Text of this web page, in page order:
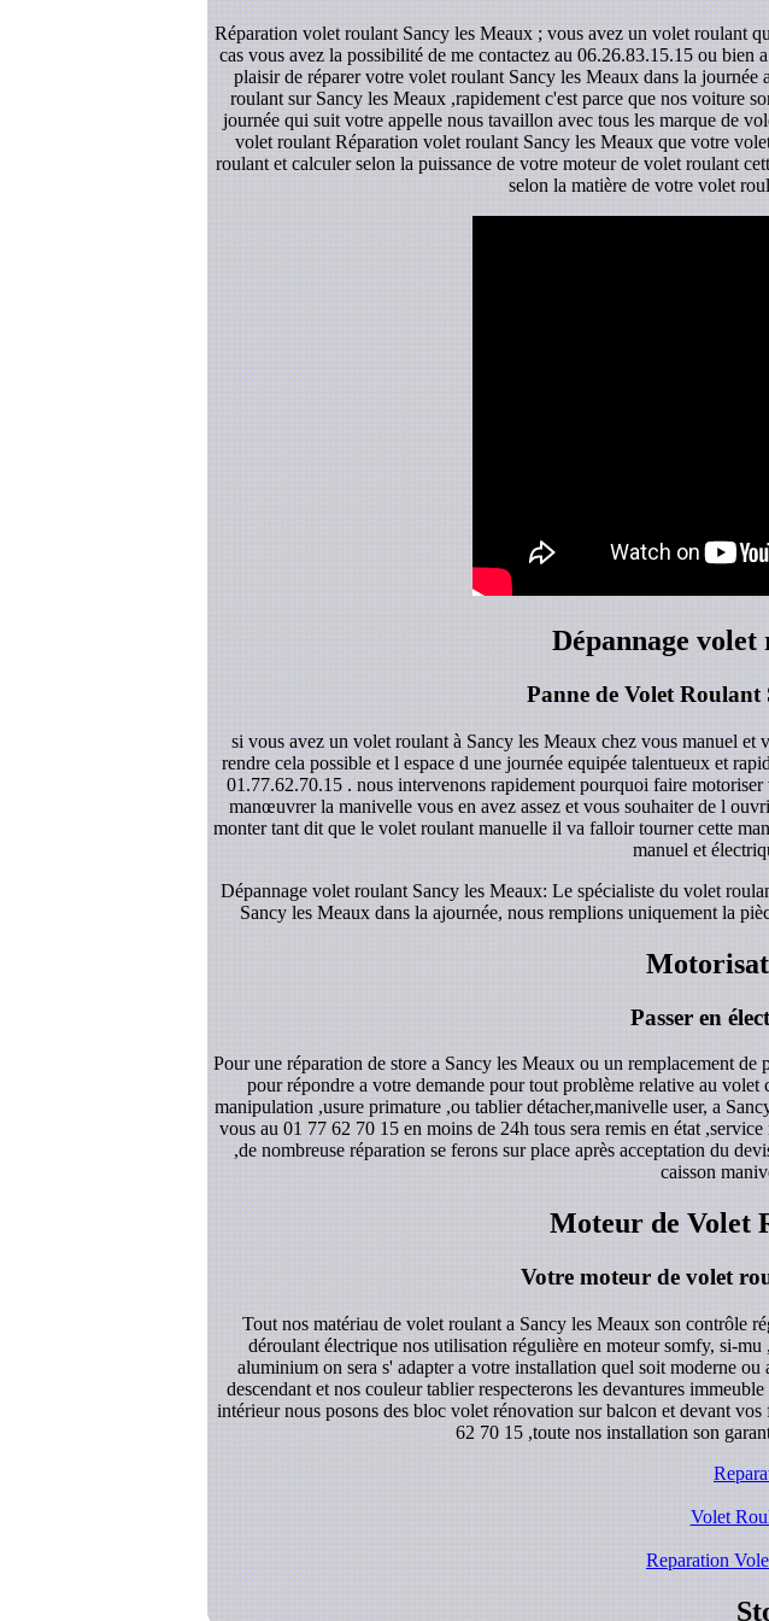
Réparation volet roulant Sancy les Meaux ; vous avez un volet roulant
cas vous avez la possibilité de me contactez au 06.26.83.15.15 ou
plaisir de réparer votre volet roulant Sancy les Meaux dans la
roulant sur Sancy les Meaux ,rapidement c'est parce que nos voiture
journée qui suit votre appelle nous tavaillon avec tous les marque de
volet roulant Réparation volet roulant Sancy les Meaux que votre
roulant et calculer selon la puissance de votre moteur de volet roulant
selon la matière de votre volet
Dépannage
Panne de Volet Roulant
si vous avez un volet roulant à Sancy les Meaux chez vous manuel et
rendre cela possible et l espace d une journée equipée talentueux et
01.77.62.70.15 . nous intervenons rapidement pourquoi faire
manœuvrer la manivelle vous en avez assez et vous souhaiter de l
monter tant dit que le volet roulant manuelle il va falloir tourner cette
manuel et
Dépannage volet roulant Sancy les Meaux: Le spécialiste du volet
Sancy les Meaux dans la ajournée, nous remplions uniquement la
Passer en
Pour une réparation de store a Sancy les Meaux ou un remplacement
pour répondre a votre demande pour tout problème relative au volet
manipulation ,usure primature ,ou tablier détacher,manivelle user, a
vous au 01 77 62 70 15 en moins de 24h tous sera remis en état
,de nombreuse réparation se ferons sur place après acceptation du
caisson
Moteur de Volet
Votre moteur de volet
Tout nos matériau de volet roulant a Sancy les Meaux son contrôle
déroulant électrique nos utilisation régulière en moteur somfy, si-
aluminium on sera s' adapter a votre installation quel soit moderne
descendant et nos couleur tablier respecterons les devantures
intérieur nous posons des bloc volet rénovation sur balcon et devant
62 70 15 ,toute nos installation son
Volet
Reparation